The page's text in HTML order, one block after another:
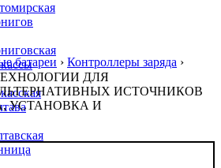
батареи › Контроллеры заряда ›
ДЛЯ
ИСТОЧНИКОВ
УСТАНОВКА И